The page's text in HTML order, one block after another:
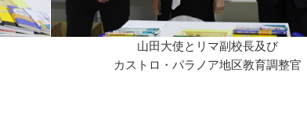
山田大使とリマ副校長及び
カストロ・パラノア地区教育調整官